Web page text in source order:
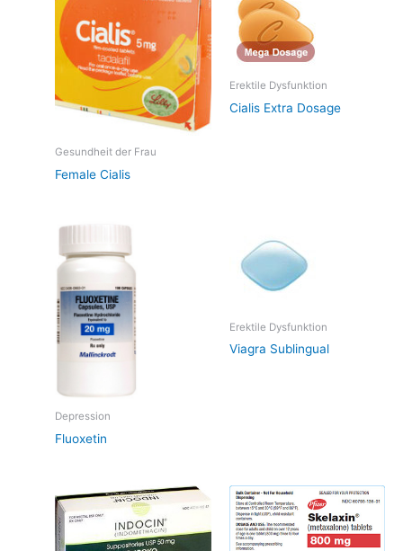
Gesundheit der Frau
Female Cialis
Erektile Dysfunktion
Cialis Extra Dosage
Depression
Fluoxetin
Erektile Dysfunktion
Viagra Sublingual